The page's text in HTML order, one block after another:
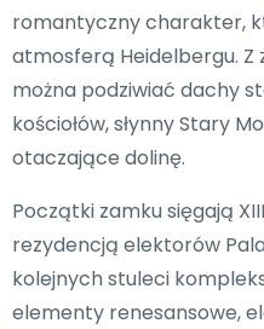
romantyczny charakter,
atmosferą Heidelbergu.
można podziwiać dachy
kościołów, słynny Stary
otaczające dolinę.
Początki zamku sięgają
rezydencją elektorów
kolejnych stuleci
elementy renesansowe,